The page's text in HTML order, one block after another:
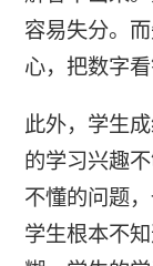
容易失分。
心，把数字看
此外，学生
的学习兴趣
不懂的问题
学生根本不